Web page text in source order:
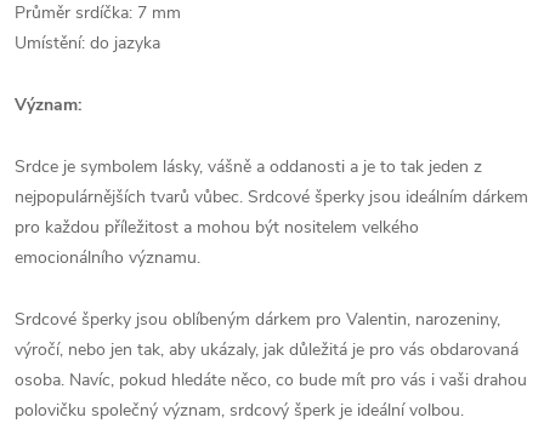
Průměr srdíčka: 7 mm
Umístění: do jazyka
Význam:
Srdce je symbolem lásky, vášně a oddanosti a je to tak jeden z
nejpopulárnějších tvarů vůbec. Srdcové šperky jsou ideálním dárkem
pro každou příležitost a mohou být nositelem velkého
emocionálního významu.
Srdcové šperky jsou oblíbeným dárkem pro Valentin, narozeniny,
výročí, nebo jen tak, aby ukázaly, jak důležitá je pro vás obdarovaná
osoba. Navíc, pokud hledáte něco, co bude mít pro vás i vaši drahou
polovičku společný význam, srdcový šperk je ideální volbou.